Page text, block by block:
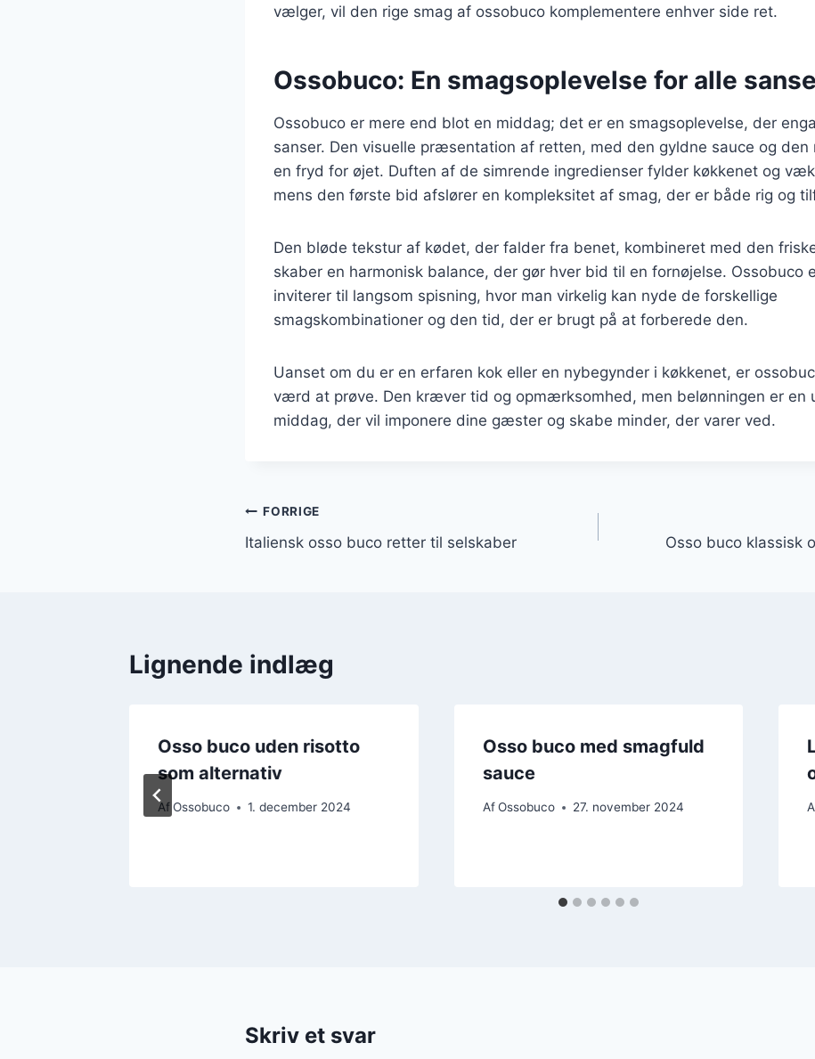
vælger, vil den rige smag af ossobuco komplementere enhver side ret.
Ossobuco: En smagsoplevelse for alle
Ossobuco er mere end blot en middag; det er en smagsoplevelse, der
sanser. Den visuelle præsentation af retten, med den gyldne sauce og den
en fryd for øjet. Duften af de simrende ingredienser fylder køkkenet og
mens den første bid afslører en kompleksitet af smag, der er både rig og
Den bløde tekstur af kødet, der falder fra benet, kombineret med den
skaber en harmonisk balance, der gør hver bid til en fornøjelse. Ossobuco
inviterer til langsom spisning, hvor man virkelig kan nyde de forskellige
smagskombinationer og den tid, der er brugt på at forberede den.
Uanset om du er en erfaren kok eller en nybegynder i køkkenet, er
værd at prøve. Den kræver tid og opmærksomhed, men belønningen er en
middag, der vil imponere dine gæster og skabe minder, der varer ved.
Indlægsnavigation
FORRIGE
Italiensk osso buco retter til selskaber Osso buco klassisk
Lignende indlæg
Osso buco uden risotto
som alternativ
AfOssobuco 1. december 2024
Osso buco med smagfuld
sauce
Af Ossobuco 27. november 2024
Skriv et svar